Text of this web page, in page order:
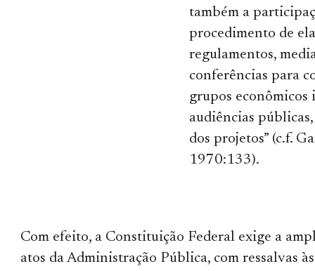
também a
procedimento de
regulamentos,
conferências para
grupos econômicos
audiências
dos projetos” (c.f.
1970:133).
Com efeito, a Constituição Federal exige a
atos da Administração Pública, com ressalvas